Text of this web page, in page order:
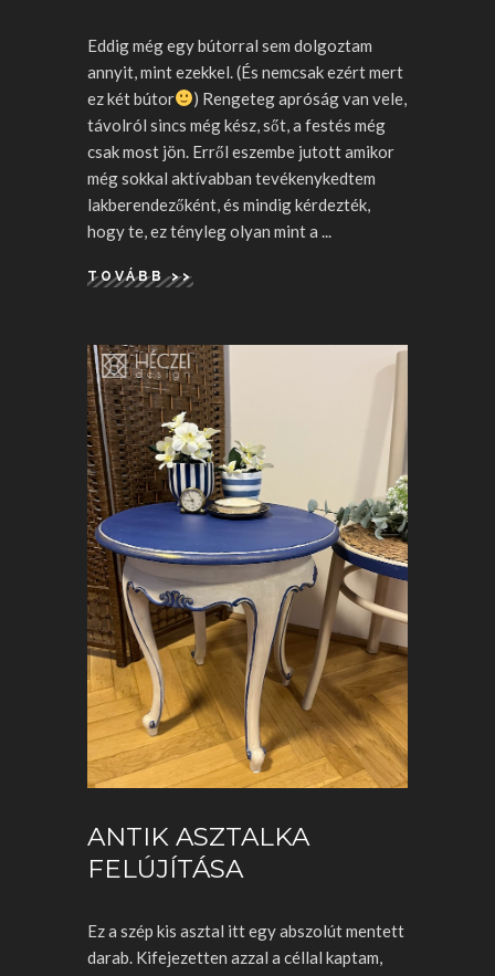
Eddig még egy bútorral sem dolgoztam
annyit, mint ezekkel. (És nemcsak ezért mert
ez két bútor
) Rengeteg apróság van vele,
távolról sincs még kész, sőt, a festés még
csak most jön. Erről eszembe jutott amikor
még sokkal aktívabban tevékenykedtem
lakberendezőként, és mindig kérdezték,
hogy te, ez tényleg olyan mint a
TOVÁBB >>
ANTIK ASZTALKA
FELÚJÍTÁSA
Ez a szép kis asztal itt egy abszolút mentett
darab. Kifejezetten azzal a céllal kaptam,